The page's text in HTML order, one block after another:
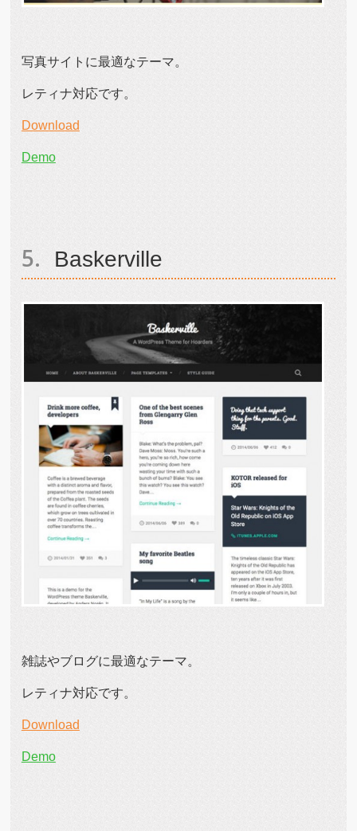
写真サイトに最適なテーマ。
レティナ対応です。
Download
Demo
Baskerville
雑誌やブログに最適なテーマ。
レティナ対応です。
Download
Demo